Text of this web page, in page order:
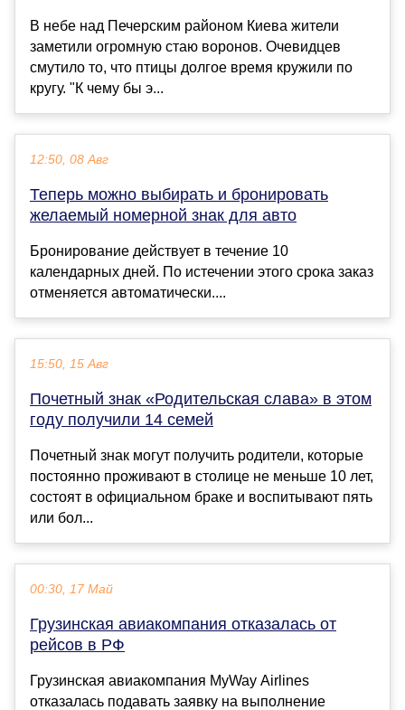
В небе над Печерским районом Киева жители
заметили огромную стаю воронов. Очевидцев
смутило то, что птицы долгое время кружили по
кругу. "К чему бы э...
12:50, 08 Авг
Теперь можно выбирать и бронировать
желаемый номерной знак для авто
Бронирование действует в течение 10
календарных дней. По истечении этого срока заказ
отменяется автоматически....
15:50, 15 Авг
Почетный знак «Родительская слава» в этом
году получили 14 семей
Почетный знак могут получить родители, которые
постоянно проживают в столице не меньше 10 лет,
состоят в официальном браке и воспитывают пять
или бол...
00:30, 17 Май
Грузинская авиакомпания отказалась от
рейсов в РФ
Грузинская авиакомпания MyWay Airlines
отказалась подавать заявку на выполнение